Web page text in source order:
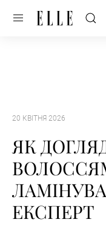
20 КВІТНЯ 2026
ЯК
ЕКСПЕРТ